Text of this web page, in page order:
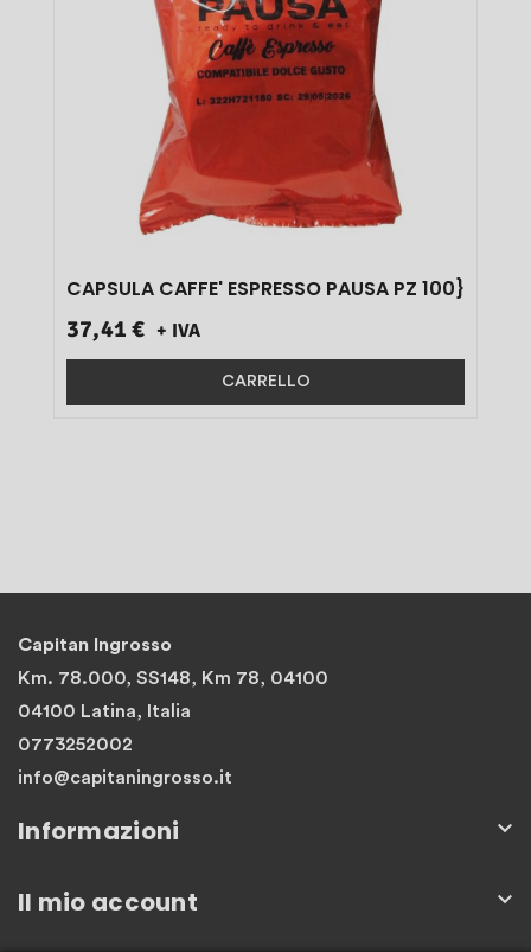
CAPSULA CAFFE' ESPRESSO PAUSA PZ 100}
37,41 € + IVA
CARRELLO
Capitan Ingrosso
Km. 78.000, SS148, Km 78, 04100
04100 Latina, Italia
0773252002
info@capitaningrosso.it
Informazioni 
Il mio account 